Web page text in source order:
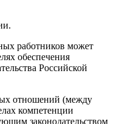
работников может
обеспечения
Российской
отношений (между
компетенции
законодательством